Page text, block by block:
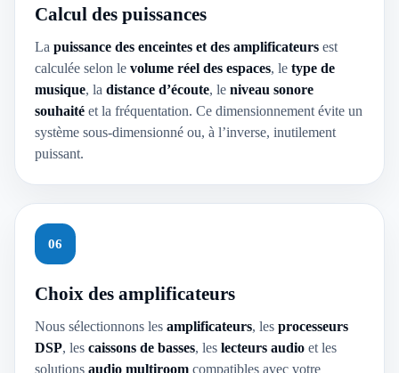
Calcul des puissances
La puissance des enceintes et des amplificateurs est
calculée selon le volume réel des espaces, le type de
musique, la distance d’écoute, le niveau sonore
souhaité et la fréquentation. Ce dimensionnement évite un
système sous-dimensionné ou, à l’inverse, inutilement
puissant.
06
Choix des amplificateurs
Nous sélectionnons les amplificateurs, les processeurs
DSP, les caissons de basses, les lecteurs audio et les
solutions audio multiroom compatibles avec votre